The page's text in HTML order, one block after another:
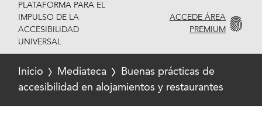
PLATAFORMA PARA EL
IMPULSO DE LA
ACCESIBILIDAD
UNIVERSAL
ACCEDE ÁREA
PREMIUM
Inicio Mediateca
Buenas prácticas de
accesibilidad en alojamientos y restaurantes